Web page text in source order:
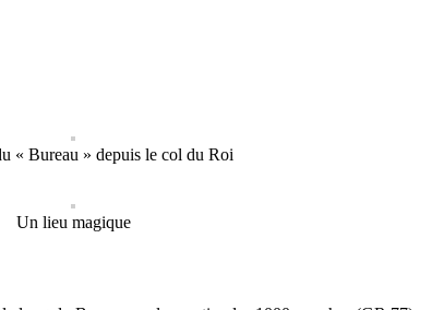
« Bureau » depuis le col du Roi
Un lieu magique